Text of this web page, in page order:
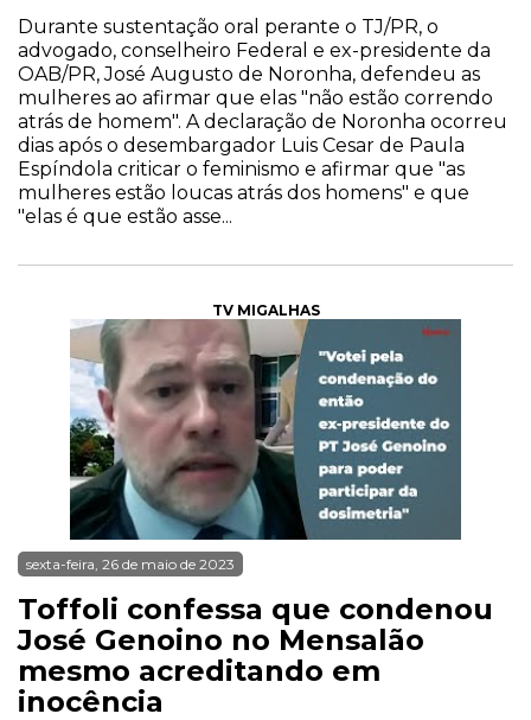
Durante sustentação oral perante o TJ/PR, o
advogado, conselheiro Federal e ex-presidente da
OAB/PR, José Augusto de Noronha, defendeu as
mulheres ao afirmar que elas "não estão correndo
atrás de homem". A declaração de Noronha ocorreu
dias após o desembargador Luis Cesar de Paula
Espíndola criticar o feminismo e afirmar que "as
mulheres estão loucas atrás dos homens" e que
"elas é que estão asse...
TV MIGALHAS
sexta-feira, 26 de maio de 2023
Toffoli confessa que condenou
José Genoino no Mensalão
mesmo acreditando em
inocência